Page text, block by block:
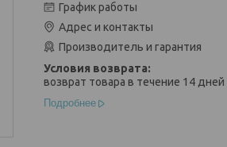
График работы
Адрес и контакты
Производитель и гарантия
возврат товара в течение 14 дней
Подробнее